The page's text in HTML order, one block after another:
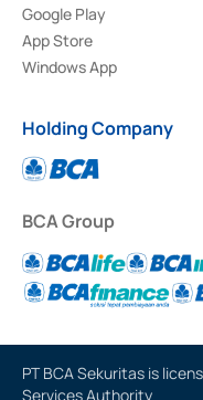
Google Play
App Store
Windows App
Holding Company
BCA Group
PT BCA Sekuritas is
Services Authority